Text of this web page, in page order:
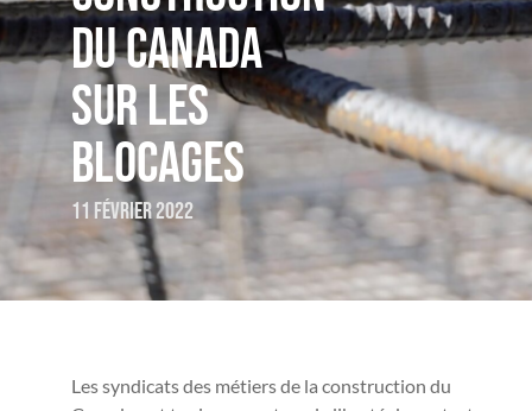
DU CANADA
SUR LES
BLOCAGES
11 février 2022
Les syndicats des métiers de la construction du